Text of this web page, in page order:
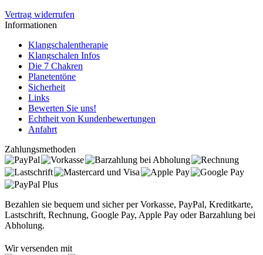
Vertrag widerrufen
Informationen
Klangschalentherapie
Klangschalen Infos
Die 7 Chakren
Planetentöne
Sicherheit
Links
Bewerten Sie uns!
Echtheit von Kundenbewertungen
Anfahrt
Zahlungsmethoden
Bezahlen sie bequem und sicher per Vorkasse, PayPal, Kreditkarte,
Lastschrift, Rechnung, Google Pay, Apple Pay oder Barzahlung bei
Abholung.
Wir versenden mit